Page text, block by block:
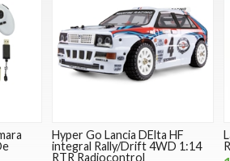
Hyper Go Lancia DElta HF
integral Rally/Drift 4WD 1:14
RTR Radiocontrol